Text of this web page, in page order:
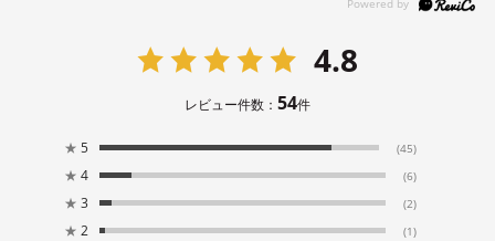
4.8
レビュー件数： 54件
★ 5 (45)
★ 4 (6)
★ 3 (2)
★ 2 (1)